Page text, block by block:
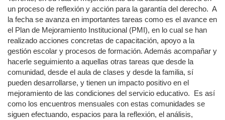
un proceso de reflexión y acción para la garantía del derecho. A
la fecha se avanza en importantes tareas como es el avance en
el Plan de Mejoramiento Institucional (PMI), en lo cual se han
realizado acciones concretas de capacitación, apoyo a la
gestión escolar y procesos de formación. Además acompañar y
hacerle seguimiento a aquellas otras tareas que desde la
comunidad, desde el aula de clases y desde la familia, sí
pueden desarrollarse, y tienen un impacto positivo en el
mejoramiento de las condiciones del servicio educativo. Es así
como los encuentros mensuales con estas comunidades se
siguen efectuando, espacios para la reflexión, el análisis,